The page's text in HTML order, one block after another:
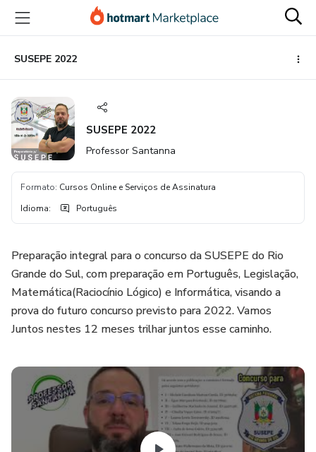
para
conteúdo
principal
para
pagamento
para
rodapé
SUSEPE 2022
SUSEPE 2022
Professor Santanna
Formato: Cursos Online e Serviços de Assinatura
Idioma: Português
Preparação integral para o concurso da SUSEPE do Rio
Grande do Sul, com preparação em Português, Legislação,
Matemática(Raciocínio Lógico) e Informática, visando a
prova do futuro concurso previsto para 2022. Vamos
Juntos nestes 12 meses trilhar juntos esse caminho.